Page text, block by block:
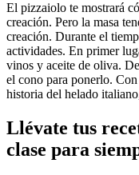
El pizzaiolo te mostrará
creación. Pero la masa
creación. Durante el
actividades. En primer
vinos y aceite de oliva.
el cono para ponerlo.
historia del helado
Llévate tus
clase para